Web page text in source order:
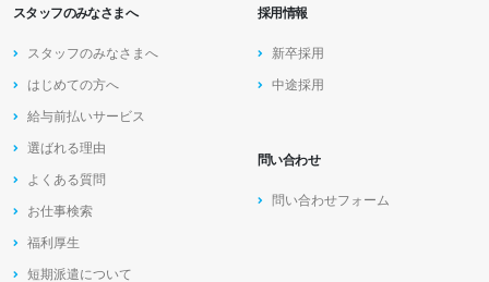
スタッフのみなさまへ
スタッフのみなさまへ
はじめての方へ
給与前払いサービス
選ばれる理由
よくある質問
お仕事検索
福利厚生
短期派遣について
採用情報
新卒採用
中途採用
問い合わせ
問い合わせフォーム